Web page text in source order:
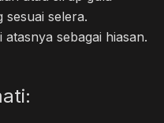
sesuai selera.
sebagai hiasan.